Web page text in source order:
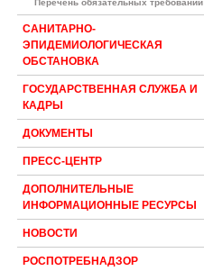
САНИТАРНО-
ЭПИДЕМИОЛОГИЧЕСКАЯ
ОБСТАНОВКА
ГОСУДАРСТВЕННАЯ СЛУЖБА И
КАДРЫ
ДОКУМЕНТЫ
ПРЕСС-ЦЕНТР
ДОПОЛНИТЕЛЬНЫЕ
ИНФОРМАЦИОННЫЕ РЕСУРСЫ
НОВОСТИ
РОСПОТРЕБНАДЗОР